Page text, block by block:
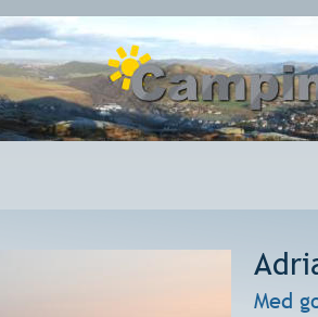
Med